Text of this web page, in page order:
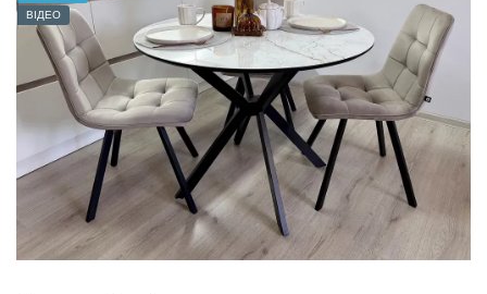
ВІДЕО